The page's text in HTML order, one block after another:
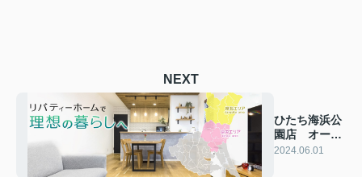
NEXT
ひたち海浜公
園店 オープ
ンいたしまし
2024.06.01